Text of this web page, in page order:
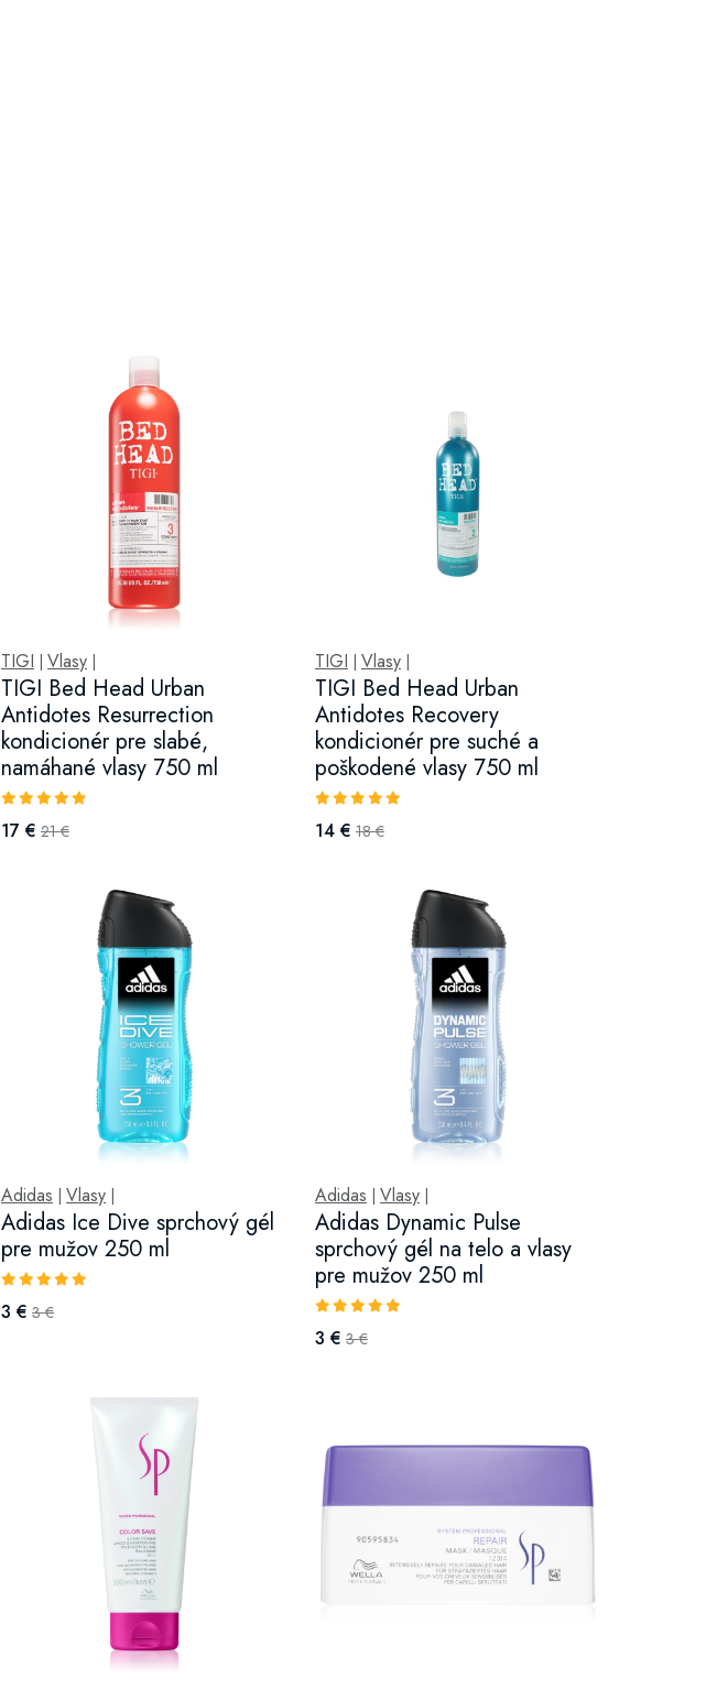
TIGI Vlasy|
TIGI Bed Head Urban
Antidotes Resurrection
kondicionér pre slabé,
namáhané vlasy 750 ml
17 € 21 €
TIGI Vlasy|
TIGI Bed Head Urban
Antidotes Recovery
kondicionér pre suché a
poškodené vlasy 750 ml
14 € 18 €
Adidas Vlasy|
Adidas Ice Dive sprchový gél
pre mužov 250 ml
3 € 3 €
Adidas Vlasy|
Adidas Dynamic Pulse
sprchový gél na telo a vlasy
pre mužov 250 ml
3 € 3 €